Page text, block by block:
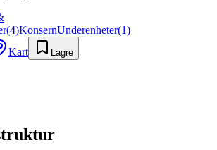
(4)KonsernUnderenheter(1)
Kart Lagre